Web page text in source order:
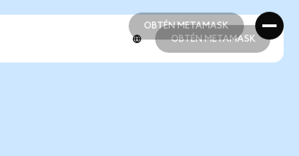
OBTÉN METAMASK
OBTÉN METAMASK
OBTÉN METAMASK